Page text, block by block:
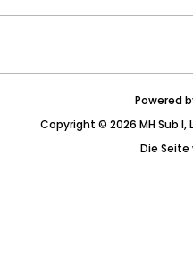
Powered
Copyright © 2026 MH Sub
Die Seite